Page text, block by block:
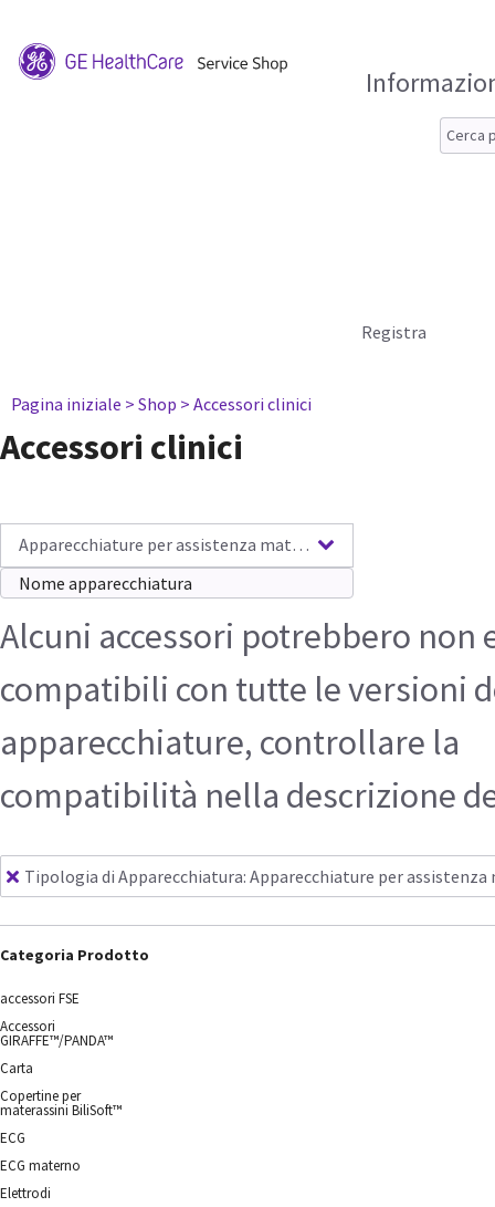
Registra
Pagina iniziale > Shop > Accessori clinici
Accessori clinici
Apparecchiature per assistenza materno-infantile
Alcuni accessori potrebbero non
compatibili con tutte le versioni
apparecchiature, controllare la
compatibilità nella descrizione
Tipologia di Apparecchiatura: Apparecchiature per
Categoria Prodotto
accessori FSE
Accessori
GIRAFFE™/PANDA™
Carta
Copertine per
materassini BiliSoft™
ECG
ECG materno
Elettrodi